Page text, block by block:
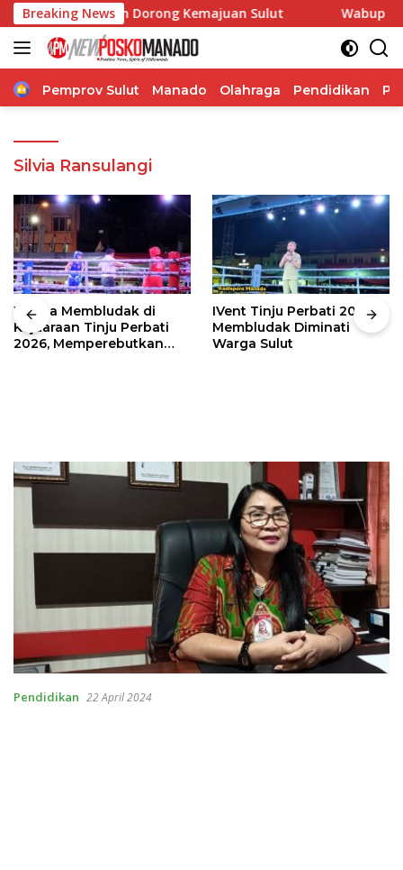
Langsung
ke
konten
Breaking News
Pangdam Dorong Kemajuan Sulut Wabup
Home
Pemprov Sulut Manado Olahraga Pendidikan
Silvia Ransulangi
Warga Membludak di
Kejuaraan Tinju Perbati
2026, Memperebutkan
IVent Tinju Perbati 2026
Membludak Diminati
Warga Sulut
Pendidikan 22 April 2024